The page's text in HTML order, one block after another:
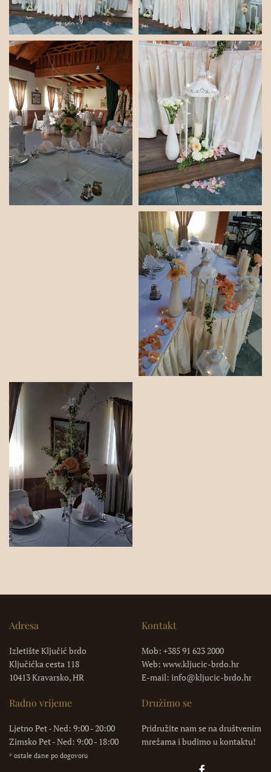
Adresa
Izletište Ključić brdo
Ključićka cesta 118
10413 Kravarsko, HR
Kontakt
Mob: +385 91 623 2000
Web: www.kljucic-brdo.hr
E-mail: info@kljucic-brdo.hr
Radno vrijeme
Ljetno Pet - Ned: 9:00 - 20:00
Zimsko Pet - Ned: 9:00 - 18:00
* ostale dane po dogovoru
Družimo se
Pridružite nam se na društvenim
mrežama i budimo u kontaktu!